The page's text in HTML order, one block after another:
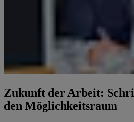
Zukunft der Arbeit:
den Möglichkeitsraum